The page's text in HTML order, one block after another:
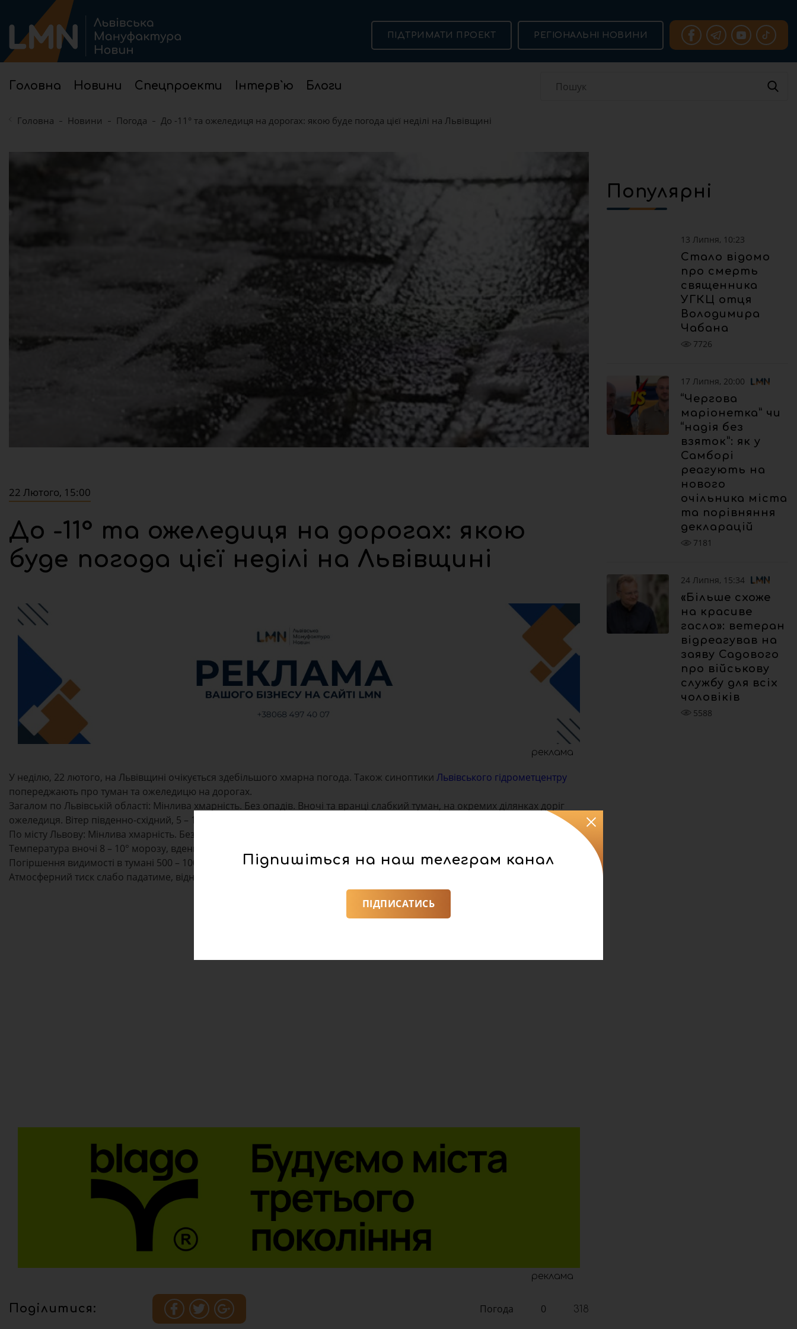
Головна Новини Спецпроекти Інтерв`ю Блоги
ПІДТРИМАТИ ПРОЕКТ РЕГІОНАЛЬНІ НОВИНИ
Головна Новини Погода До -11° та ожеледиця на дорогах: якою буде погода цієї неділі на Львівщині
22 Лютого, 15:00
До -11° та ожеледиця на дорогах: якою
буде погода цієї неділі на Львівщині
реклама
У неділю, 22 лютого, на Львівщині очікується здебільшого хмарна погода. Також синоптики Львівського гідрометцентру
попереджають про туман та ожеледицю на дорогах.
Загалом по Львівській області: Мінлива хмарність. Без опадів. Вночі та вранці слабкий туман, на окремих ділянках доріг
ожеледиця. Вітер південно-східний, 5 – 10 м/с. Температура вночі 6 – 11° морозу, вдень 1 – 6° тепла.
По місту Львову: Мінлива хмарність. Без опадів. Вночі та вранці слабкий туман. Вітер південно-східний, 5 – 10 м/с.
Температура вночі 8 – 10° морозу, вдень 3 – 5° тепла.
Погіршення видимості в тумані 500 – 1000 м.
Атмосферний тиск слабо падатиме, відносна вологість повітря зменшиться.
реклама
Поділитися: Погода 0 318
Популярні
13 Липня, 10:23
Стало відомо
про смерть
священника
УГКЦ отця
Володимира
Чабана
7726
17 Липня, 20:00
“Чергова
маріонетка” чи
“надія без
взяток”: як у
Самборі
реагують на
нового
очільника міста
та порівняння
декларацій
7181
24 Липня, 15:34
«Більше схоже
на красиве
гасло»: ветеран
відреагував на
заяву Садового
про військову
службу для всіх
чоловіків
5588
Підпишіться на наш телеграм канал
ПІДПИСАТИСЬ